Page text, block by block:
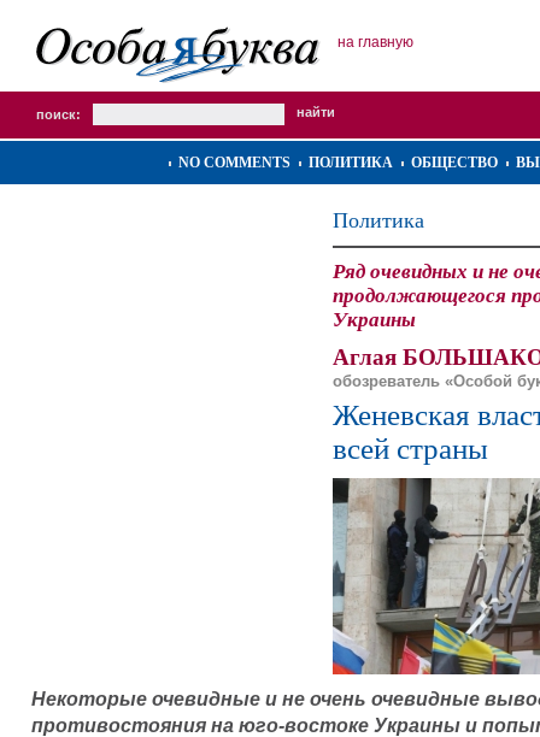
на главную
поиск:
NO COMMENTS ПОЛИТИКА ОБЩЕСТВО
Политика
Ряд очевидных и не
продолжающегося
Украины
Аглая
обозреватель «Особой
Женевская
всей страны
Некоторые очевидные и не очень очевидные
противостояния на юго-востоке Украины и